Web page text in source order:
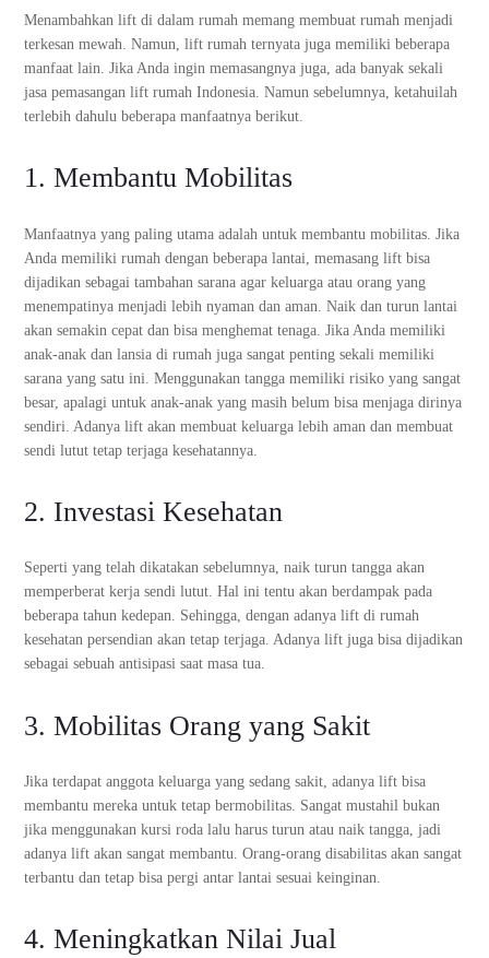
Menambahkan lift di dalam rumah memang membuat rumah menjadi
terkesan mewah. Namun, lift rumah ternyata juga memiliki beberapa
manfaat lain. Jika Anda ingin memasangnya juga, ada banyak sekali
jasa pemasangan lift rumah Indonesia. Namun sebelumnya, ketahuilah
terlebih dahulu beberapa manfaatnya berikut.
1. Membantu Mobilitas
Manfaatnya yang paling utama adalah untuk membantu mobilitas. Jika
Anda memiliki rumah dengan beberapa lantai, memasang lift bisa
dijadikan sebagai tambahan sarana agar keluarga atau orang yang
menempatinya menjadi lebih nyaman dan aman. Naik dan turun lantai
akan semakin cepat dan bisa menghemat tenaga. Jika Anda memiliki
anak-anak dan lansia di rumah juga sangat penting sekali memiliki
sarana yang satu ini. Menggunakan tangga memiliki risiko yang sangat
besar, apalagi untuk anak-anak yang masih belum bisa menjaga dirinya
sendiri. Adanya lift akan membuat keluarga lebih aman dan membuat
sendi lutut tetap terjaga kesehatannya.
2. Investasi Kesehatan
Seperti yang telah dikatakan sebelumnya, naik turun tangga akan
memperberat kerja sendi lutut. Hal ini tentu akan berdampak pada
beberapa tahun kedepan. Sehingga, dengan adanya lift di rumah
kesehatan persendian akan tetap terjaga. Adanya lift juga bisa dijadikan
sebagai sebuah antisipasi saat masa tua.
3. Mobilitas Orang yang Sakit
Jika terdapat anggota keluarga yang sedang sakit, adanya lift bisa
membantu mereka untuk tetap bermobilitas. Sangat mustahil bukan
jika menggunakan kursi roda lalu harus turun atau naik tangga, jadi
adanya lift akan sangat membantu. Orang-orang disabilitas akan sangat
terbantu dan tetap bisa pergi antar lantai sesuai keinginan.
4. Meningkatkan Nilai Jual